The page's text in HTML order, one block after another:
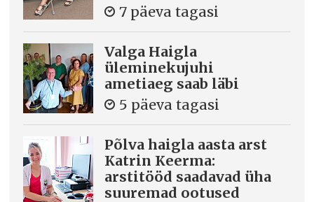
7 päeva tagasi
Valga Haigla
üleminekujuhi
ametiaeg saab läbi
5 päeva tagasi
Põlva haigla aasta arst
Katrin Keerma:
arstitööd saadavad üha
suuremad ootused